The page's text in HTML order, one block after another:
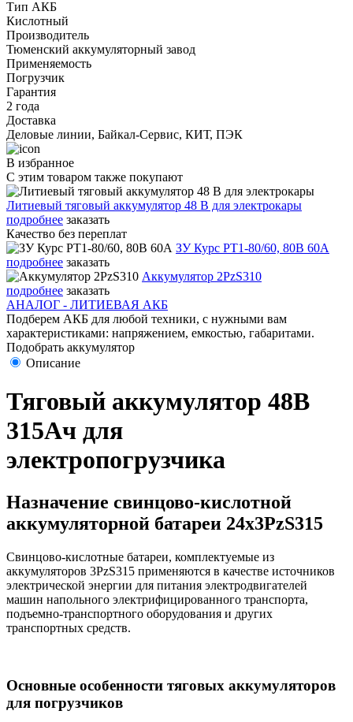
Тип АКБ
Кислотный
Производитель
Тюменский аккумуляторный завод
Применяемость
Погрузчик
Гарантия
2 года
Доставка
Деловые линии, Байкал-Сервис, КИТ, ПЭК
В избранное
С этим товаром также покупают
Литиевый тяговый аккумулятор 48 В для электрокары
подробнее заказать
Качество без переплат
ЗУ Курс PT1-80/60, 80В 60А
подробнее заказать
Аккумулятор 2PzS310
подробнее заказать
АНАЛОГ - ЛИТИЕВАЯ АКБ
Подберем АКБ для любой техники, с нужными вам
характеристиками: напряжением, емкостью, габаритами.
Подобрать аккумулятор
Описание
Тяговый аккумулятор 48В
315Ач для
электропогрузчика
Назначение свинцово-кислотной
аккумуляторной батареи 24х3PzS315
Свинцово-кислотные батареи, комплектуемые из
аккумуляторов 3PzS315 применяются в качестве источников
электрической энергии для питания электродвигателей
машин напольного электрифицированного транспорта,
подъемно-транспортного оборудования и других
транспортных средств.
Основные особенности тяговых аккумуляторов
для погрузчиков